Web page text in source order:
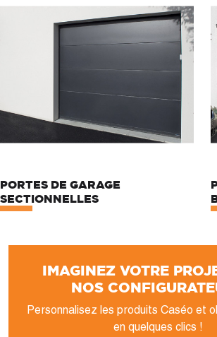
PORTES DE GARAGE
SECTIONNELLES
IMAGINEZ VOTRE
NOS
Personnalisez les produits Caséo et
en quelques clics !